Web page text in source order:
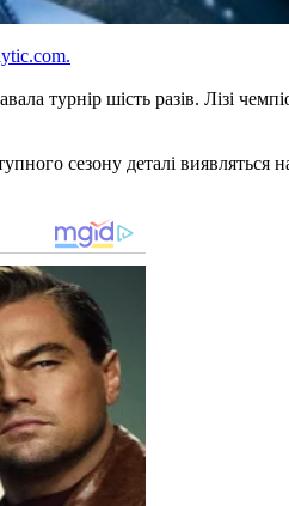
турнір шість разів. Лізі
сезону деталі виявляться